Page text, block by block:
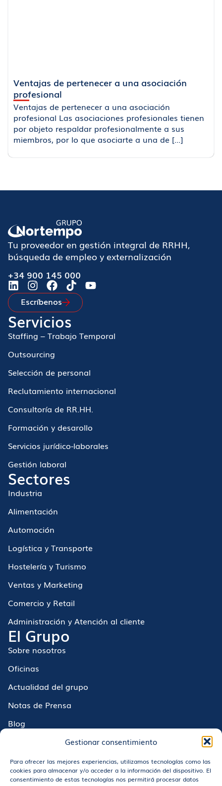
Gestionar consentimiento
Para ofrecer las mejores experiencias, utilizamos tecnologías como las
cookies para almacenar y/o acceder a la información del dispositivo. El
consentimiento de estas tecnologías nos permitirá procesar datos
Ventajas de pertenecer a una asociación
profesional
Ventajas de pertenecer a una asociación
profesional Las asociaciones profesionales tienen
por objeto respaldar profesionalmente a sus
miembros, por lo que asociarte a una de [...]
Tu proveedor en gestión integral de RRHH,
búsqueda de empleo y externalización
+34 900 145 000
Escríbenos
Servicios
Staffing – Trabajo Temporal
Outsourcing
Selección de personal
Reclutamiento internacional
Consultoría de RR.HH.
Formación y desarollo
Servicios jurídico-laborales
Gestión laboral
Sectores
Industria
Alimentación
Automoción
Logística y Transporte
Hostelería y Turismo
Ventas y Marketing
Comercio y Retail
Administración y Atención al cliente
El Grupo
Sobre nosotros
Oficinas
Actualidad del grupo
Notas de Prensa
Blog
Encuentra empleo
Trabaja con nosotros
Servicios a empresas